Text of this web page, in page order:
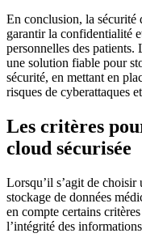
En conclusion, la sécurité
garantir la confidentialité
personnelles des patients.
une solution fiable pour
sécurité, en mettant en
risques de cyberattaques
Les critères
cloud sécurisée
Lorsqu’il s’agit de
stockage de données
en compte certains
l’intégrité des